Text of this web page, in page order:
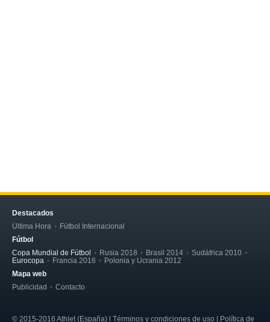
Destacados
Última Hora
Fútbol Internacional
Fútbol
Copa Mundial de Fútbol
Rusia 2018 Brasil 2014
Sudáfrica 2010
Eurocopa
Francia 2016
Polonia y Ucrania 2012
Mapa web
Publicidad
Contacto
© 2015-2016 Athlet (España) l Términos y condiciones de uso | Política de